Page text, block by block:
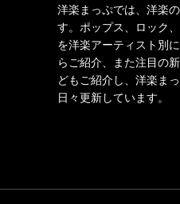
洋楽まっぷでは、洋楽
す。ポップス、ロック
を洋楽アーティスト別
らご紹介、また注目の
どもご紹介し、洋楽ま
日々更新しています。